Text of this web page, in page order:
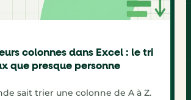
colonnes dans Excel : le tri
que presque personne
sait trier une colonne de A à Z.